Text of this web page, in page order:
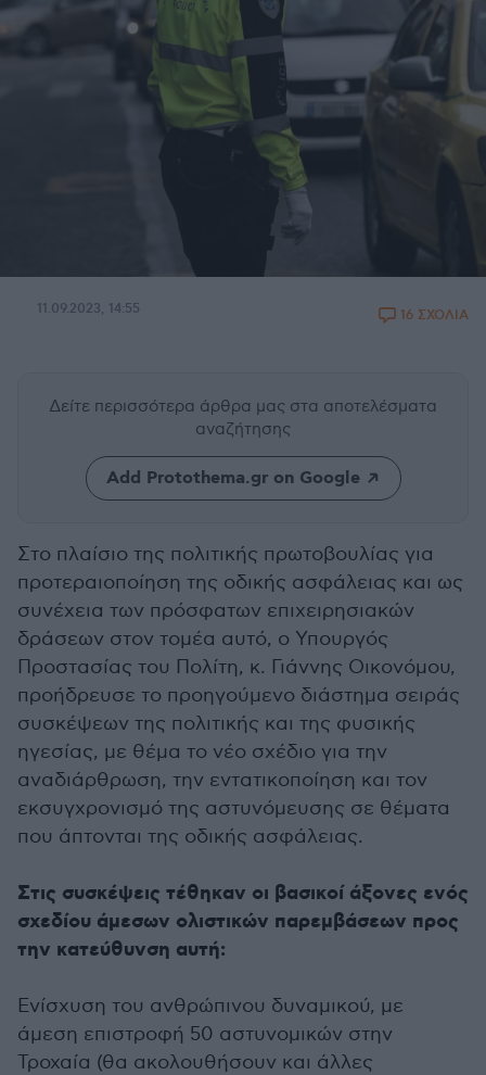
11.09.2023, 14:55 16 ΣΧΟΛΙΑ
Δείτε περισσότερα άρθρα μας στα αποτελέσματα
αναζήτησης
Add Protothema.gr on Google
Στο πλαίσιο της πολιτικής πρωτοβουλίας για
προτεραιοποίηση της οδικής ασφάλειας και ως
συνέχεια των πρόσφατων επιχειρησιακών
δράσεων στον τομέα αυτό, ο Υπουργός
Προστασίας του Πολίτη, κ. Γιάννης Οικονόμου,
προήδρευσε το προηγούμενο διάστημα σειράς
συσκέψεων της πολιτικής και της φυσικής
ηγεσίας, με θέμα το νέο σχέδιο για την
αναδιάρθρωση, την εντατικοποίηση και τον
εκσυγχρονισμό της αστυνόμευσης σε θέματα
που άπτονται της οδικής ασφάλειας.
Στις συσκέψεις τέθηκαν οι βασικοί άξονες ενός
σχεδίου άμεσων ολιστικών παρεμβάσεων προς
την κατεύθυνση αυτή:
Ενίσχυση του ανθρώπινου δυναμικού, με
άμεση επιστροφή 50 αστυνομικών στην
Τροχαία (θα ακολουθήσουν και άλλες